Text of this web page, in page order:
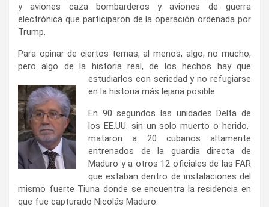
y aviones caza bombarderos y aviones de guerra
electrónica que participaron de la operación ordenada por
Trump.
Para opinar de ciertos temas, al menos, algo, no mucho,
pero algo de la historia real, de los hechos hay que
estudiarlos con seriedad y no refugiarse
en la historia más lejana posible.
En 90 segundos las unidades Delta de
los EE.UU. sin un solo muerto o herido,
mataron a 20 cubanos altamente
entrenados de la guardia directa de
Maduro y a otros 12 oficiales de las FAR
que estaban dentro de instalaciones del
mismo fuerte Tiuna donde se encuentra la residencia en
que fue capturado Nicolás Maduro.